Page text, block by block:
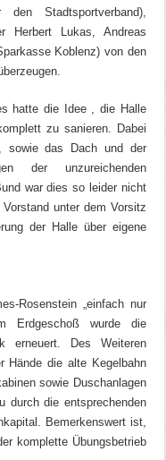
Stadtsportverband),
Herbert Lukas, Andreas
Koblenz) von den
hatte die Idee , die Halle
zu sanieren. Dabei
sowie das Dach und der
der unzureichenden
war dies so leider nicht
unter dem Vorsitz
der Halle über eigene
Rosenstein „einfach nur
Erdgeschoß wurde die
erneuert. Des Weiteren
Hände die alte Kegelbahn
sowie Duschanlagen
durch die entsprechenden
Bemerkenswert ist,
komplette Übungsbetrieb